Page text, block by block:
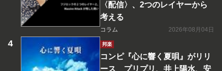
〈配信〉、2つのレイヤーから
考える
コラム 2026年08月04日
邦楽
コンピ『心に響く夏唄』がリリ
ース プリプリ、井上陽水、安